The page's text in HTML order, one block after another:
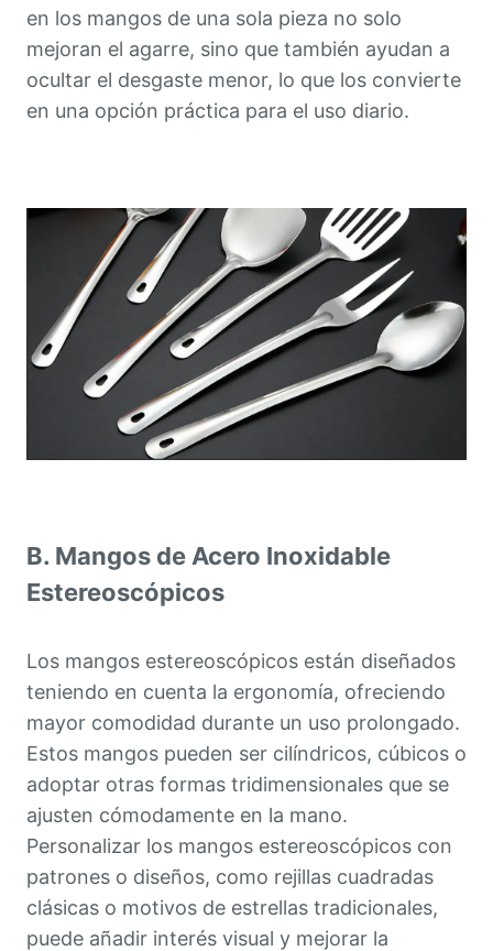
en los mangos de una sola pieza no solo
mejoran el agarre, sino que también ayudan a
ocultar el desgaste menor, lo que los convierte
en una opción práctica para el uso diario.
B. Mangos de Acero Inoxidable
Estereoscópicos
Los mangos estereoscópicos están diseñados
teniendo en cuenta la ergonomía, ofreciendo
mayor comodidad durante un uso prolongado.
Estos mangos pueden ser cilíndricos, cúbicos o
adoptar otras formas tridimensionales que se
ajusten cómodamente en la mano.
Personalizar los mangos estereoscópicos con
patrones o diseños, como rejillas cuadradas
clásicas o motivos de estrellas tradicionales,
puede añadir interés visual y mejorar la